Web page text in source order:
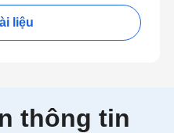
liệu
thông tin